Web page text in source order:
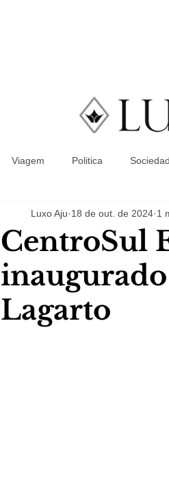
Viagem Politica
CentroSul
Lagarto
Luxo Aju 18 de out. de 2024 1